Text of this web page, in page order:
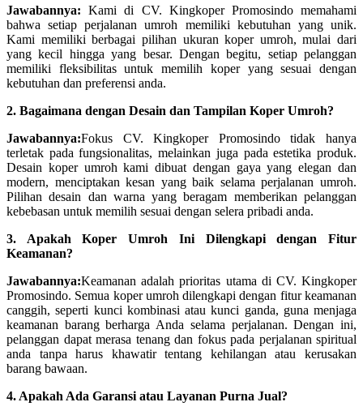
Jawabannya: Kami di CV. Kingkoper Promosindo memahami
bahwa setiap perjalanan umroh memiliki kebutuhan yang unik.
Kami memiliki berbagai pilihan ukuran koper umroh, mulai dari
yang kecil hingga yang besar. Dengan begitu, setiap pelanggan
memiliki fleksibilitas untuk memilih koper yang sesuai dengan
kebutuhan dan preferensi anda.
2. Bagaimana dengan Desain dan Tampilan Koper Umroh?
Jawabannya:Fokus CV. Kingkoper Promosindo tidak hanya
terletak pada fungsionalitas, melainkan juga pada estetika produk.
Desain koper umroh kami dibuat dengan gaya yang elegan dan
modern, menciptakan kesan yang baik selama perjalanan umroh.
Pilihan desain dan warna yang beragam memberikan pelanggan
kebebasan untuk memilih sesuai dengan selera pribadi anda.
3. Apakah Koper Umroh Ini Dilengkapi dengan Fitur
Keamanan?
Jawabannya:Keamanan adalah prioritas utama di CV. Kingkoper
Promosindo. Semua koper umroh dilengkapi dengan fitur keamanan
canggih, seperti kunci kombinasi atau kunci ganda, guna menjaga
keamanan barang berharga Anda selama perjalanan. Dengan ini,
pelanggan dapat merasa tenang dan fokus pada perjalanan spiritual
anda tanpa harus khawatir tentang kehilangan atau kerusakan
barang bawaan.
4. Apakah Ada Garansi atau Layanan Purna Jual?